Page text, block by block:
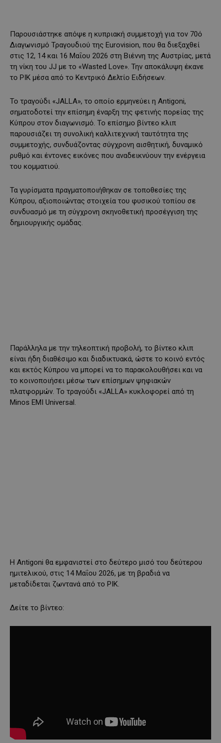
Παρουσιάστηκε απόψε η κυπριακή συμμετοχή για τον 70ό
Διαγωνισμό Τραγουδιού της Eurovision, που θα διεξαχθεί
στις 12, 14 και 16 Μαΐου 2026 στη Βιέννη της Αυστρίας, μετά
τη νίκη του JJ με το «Wasted Love». Την αποκάλυψη έκανε
το ΡΙΚ μέσα από το Κεντρικό Δελτίο Ειδήσεων.
Το τραγούδι «JALLA», το οποίο ερμηνεύει η Antigoni,
σηματοδοτεί την επίσημη έναρξη της φετινής πορείας της
Κύπρου στον διαγωνισμό. Το επίσημο βίντεο κλιπ
παρουσιάζει τη συνολική καλλιτεχνική ταυτότητα της
συμμετοχής, συνδυάζοντας σύγχρονη αισθητική, δυναμικό
ρυθμό και έντονες εικόνες που αναδεικνύουν την ενέργεια
του κομματιού.
Τα γυρίσματα πραγματοποιήθηκαν σε τοποθεσίες της
Κύπρου, αξιοποιώντας στοιχεία του φυσικού τοπίου σε
συνδυασμό με τη σύγχρονη σκηνοθετική προσέγγιση της
δημιουργικής ομάδας.
Παράλληλα με την τηλεοπτική προβολή, το βίντεο κλιπ
είναι ήδη διαθέσιμο και διαδικτυακά, ώστε το κοινό εντός
και εκτός Κύπρου να μπορεί να το παρακολουθήσει και να
το κοινοποιήσει μέσω των επίσημων ψηφιακών
πλατφορμών. Το τραγούδι «JALLA» κυκλοφορεί από τη
Minos EMI Universal.
Η Antigoni θα εμφανιστεί στο δεύτερο μισό του δεύτερου
ημιτελικού, στις 14 Μαΐου 2026, με τη βραδιά να
μεταδίδεται ζωντανά από το ΡΙΚ.
Δείτε το βίντεο: